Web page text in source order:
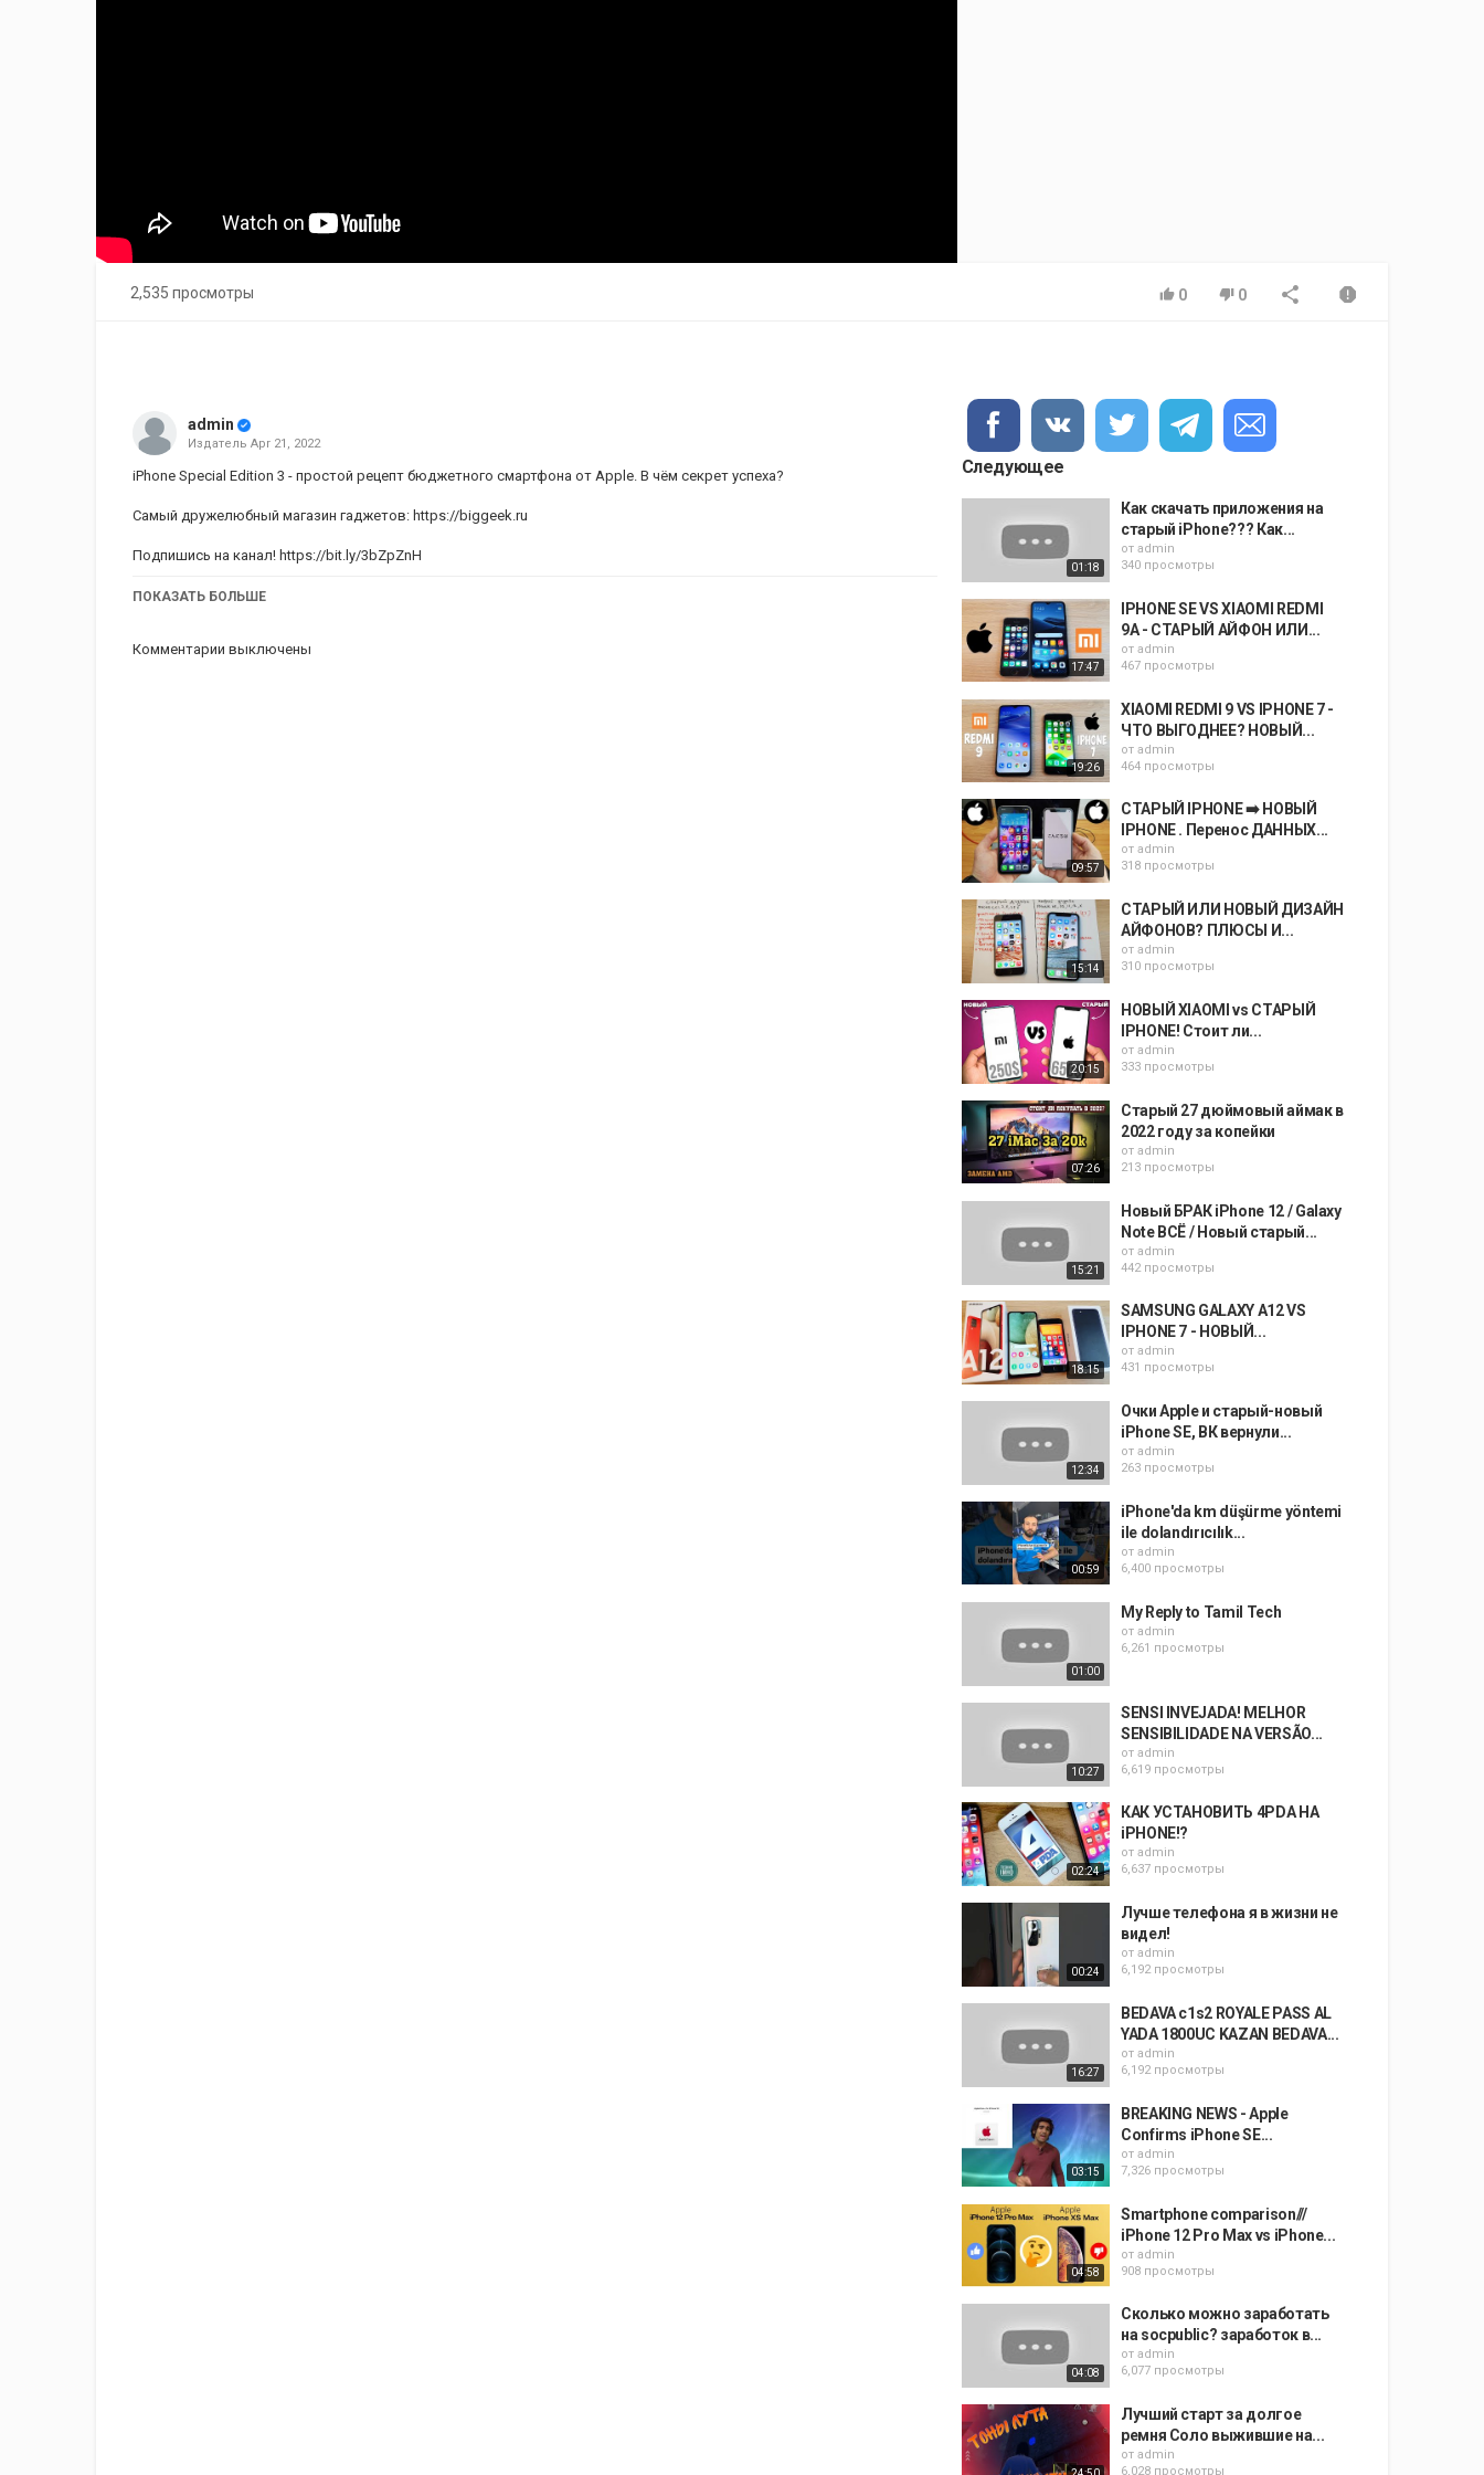
2,535 просмотры 0 0
admin
Издатель Apr 21, 2022
iPhone Special Edition 3 - простой рецепт бюджетного смартфона от Apple. В чём секрет успеха?
Самый дружелюбный магазин гаджетов: https://biggeek.ru
Подпишись на канал! https://bit.ly/3bZpZnH
Telegram: https://t.me/newtonlabs
Instagram:https://www.instagram.com/avasiljev/
ПОКАЗАТЬ БОЛЬШЕ
Комментарии выключены
Следующее
01:18
Как скачать приложения на
старый iPhone??? Как...
от admin
340 просмотры
17:47
IPHONE SE VS XIAOMI REDMI
9A - СТАРЫЙ АЙФОН ИЛИ...
от admin
467 просмотры
19:26
XIAOMI REDMI 9 VS IPHONE 7 -
ЧТО ВЫГОДНЕЕ? НОВЫЙ...
от admin
464 просмотры
09:57
СТАРЫЙ IPHONE ➡️ НОВЫЙ
IPHONE . Перенос ДАННЫХ...
от admin
318 просмотры
15:14
СТАРЫЙ ИЛИ НОВЫЙ ДИЗАЙН
АЙФОНОВ? ПЛЮСЫ И...
от admin
310 просмотры
20:15
НОВЫЙ XIAOMI vs СТАРЫЙ
IPHONE! Стоит ли...
от admin
333 просмотры
07:26
Старый 27 дюймовый аймак в
2022 году за копейки
от admin
213 просмотры
15:21
Новый БРАК iPhone 12 / Galaxy
Note ВСЁ / Новый старый...
от admin
442 просмотры
18:15
SAMSUNG GALAXY A12 VS
IPHONE 7 - НОВЫЙ...
от admin
431 просмотры
12:34
Очки Apple и старый-новый
iPhone SE, ВК вернули...
от admin
263 просмотры
00:59
iPhone'da km düşürme yöntemi
ile dolandırıcılık...
от admin
6,400 просмотры
01:00
My Reply to Tamil Tech
от admin
6,261 просмотры
10:27
SENSI INVEJADA! MELHOR
SENSIBILIDADE NA VERSÃO...
от admin
6,619 просмотры
02:24
КАК УСТАНОВИТЬ 4PDA НА
iPHONE!?
от admin
6,637 просмотры
00:24
Лучше телефона я в жизни не
видел!
от admin
6,192 просмотры
16:27
BEDAVA c1s2 ROYALE PASS AL
YADA 1800UC KAZAN BEDAVA...
от admin
6,192 просмотры
03:15
BREAKING NEWS - Apple
Confirms iPhone SE...
от admin
7,326 просмотры
04:58
Smartphone comparison///
iPhone 12 Pro Max vs iPhone...
от admin
908 просмотры
04:08
Сколько можно заработать
на socpublic? заработок в...
от admin
6,077 просмотры
Лучший старт за долгое
ремня Соло выжившие на...
от admin
6,028 просмотры